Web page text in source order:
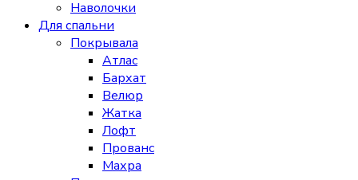
Наволочки
Для спальни
Покрывала
Атлас
Бархат
Велюр
Жатка
Лофт
Прованс
Махра